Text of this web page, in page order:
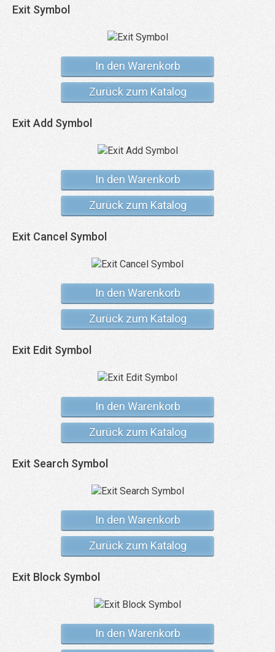
Exit Symbol
In den Warenkorb
Zurück zum Katalog
Exit Add Symbol
In den Warenkorb
Zurück zum Katalog
Exit Cancel Symbol
In den Warenkorb
Zurück zum Katalog
Exit Edit Symbol
In den Warenkorb
Zurück zum Katalog
Exit Search Symbol
In den Warenkorb
Zurück zum Katalog
Exit Block Symbol
In den Warenkorb